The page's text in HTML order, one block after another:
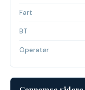
Fart
BT
Operatør